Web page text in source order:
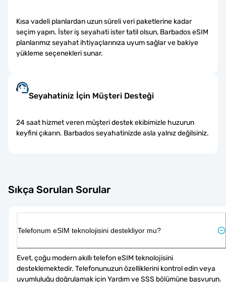
Kısa vadeli planlardan uzun süreli veri paketlerine kadar
seçim yapın. İster iş seyahati ister tatil olsun, Barbados eSIM
planlarımız seyahat ihtiyaçlarınıza uyum sağlar ve bakiye
yükleme seçenekleri sunar.
Seyahatiniz İçin Müşteri Desteği
24 saat hizmet veren müşteri destek ekibimizle huzurun
keyfini çıkarın. Barbados seyahatinizde asla yalnız değilsiniz.
Sıkça Sorulan Sorular
Telefonum eSIM teknolojisini destekliyor mu?
Evet, çoğu modern akıllı telefon eSIM teknolojisini
desteklemektedir. Telefonunuzun özelliklerini kontrol edin veya
uyumluluğu doğrulamak için Yardım ve SSS bölümüne başvurun.